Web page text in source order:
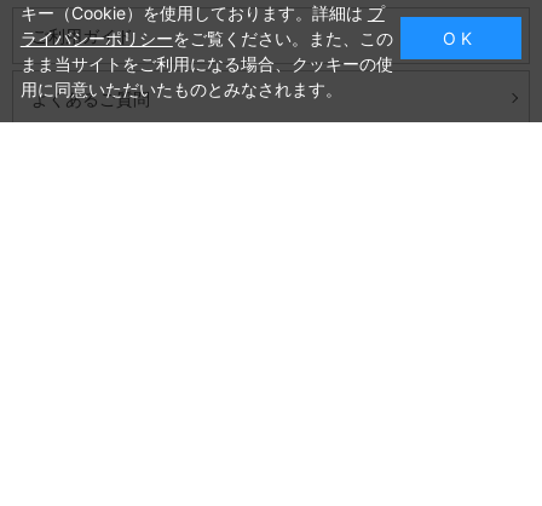
ご利用ガイド
よくあるご質問
キー（Cookie）を使用しております。詳細は プ
ライバシーポリシーをご覧ください。また、この
まま当サイトをご利用になる場合、クッキーの使
用に同意いただいたものとみなされます。
O K